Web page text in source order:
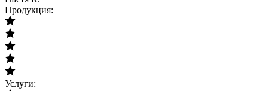
Продукция:
Услуги: